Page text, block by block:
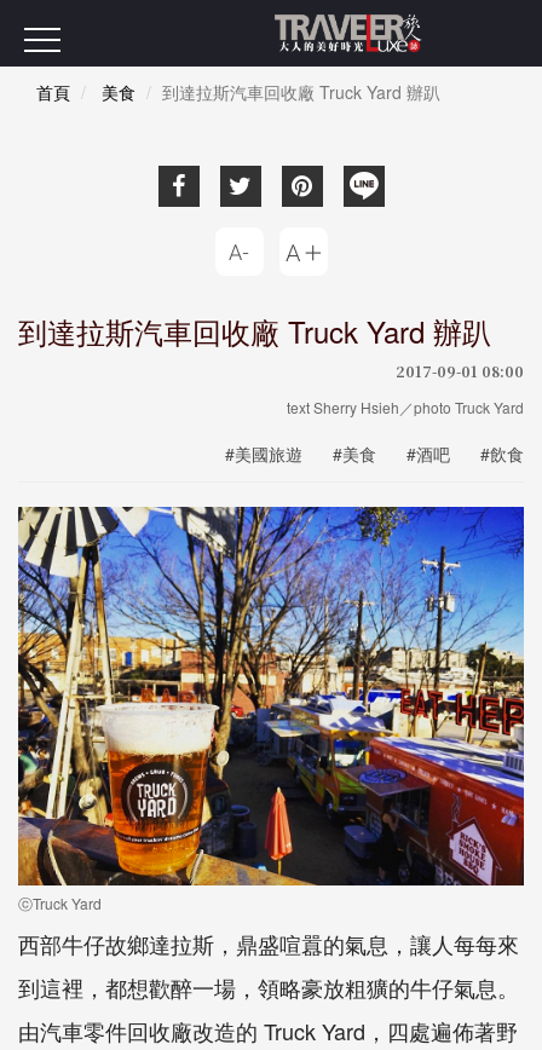
首頁 美食 到達拉斯汽車回收廠 Truck Yard 辦趴
到達拉斯汽車回收廠 Truck Yard 辦趴
2017-09-01 08:00
text Sherry Hsieh／photo Truck Yard
#美國旅遊 #美食 #酒吧 #飲食
ⓒTruck Yard
西部牛仔故鄉達拉斯，鼎盛喧囂的氣息，讓人每每來
到這裡，都想歡醉一場，領略豪放粗獷的牛仔氣息。
由汽車零件回收廠改造的 Truck Yard，四處遍佈著野